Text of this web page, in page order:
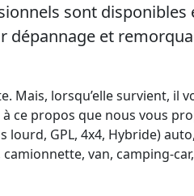
sont disponibles
dépannage et
Mais, lorsqu’elle survient, il
ce propos que nous vous
lourd, GPL, 4x4, Hybride)
van, camping-